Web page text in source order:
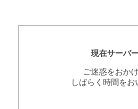
現在サーバ
ご迷惑をおか
しばらく時間を